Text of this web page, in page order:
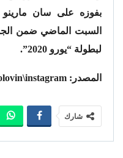
السبت الماضي ضمن
لبطولة “يورو 2020”.
المصدر: alex_golovin\instagram
شارك